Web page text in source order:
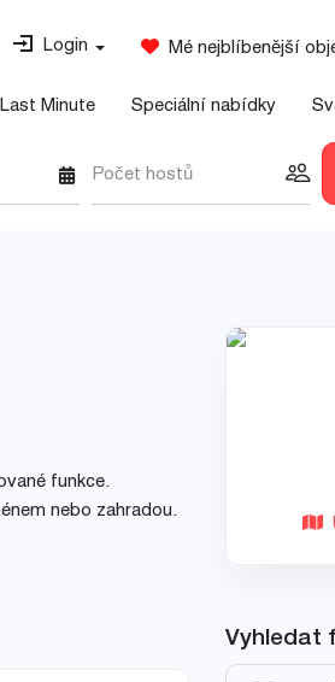
Login Mé nejblíbenější
Last Minute Speciální nabídky
Počet hostů
funkce.
nebo zahradou.
Vyhledat